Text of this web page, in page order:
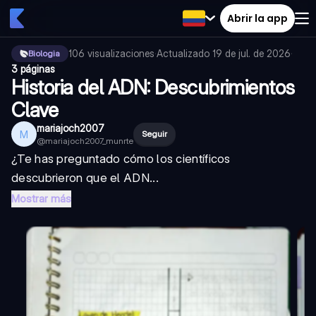
Abrir la app
Biologia 106 visualizaciones·Actualizado 19 de jul. de 2026·
3 páginas
Historia del ADN: Descubrimientos
Clave
M mariajoch2007
@mariajoch2007_munrte
Seguir
¿Te has preguntado cómo los científicos
descubrieron que el ADN...
Mostrar más